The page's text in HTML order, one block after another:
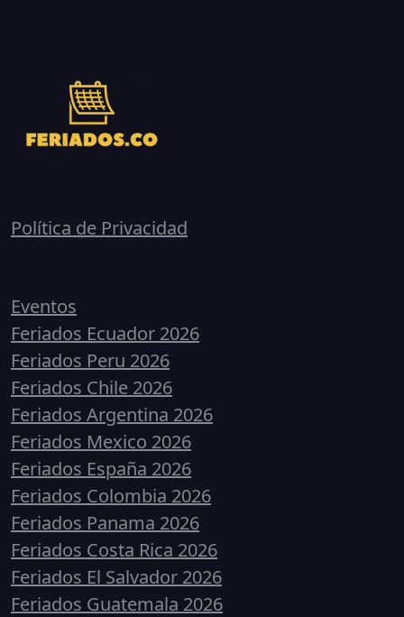
Política de Privacidad
Eventos
Feriados Ecuador 2026
Feriados Peru 2026
Feriados Chile 2026
Feriados Argentina 2026
Feriados Mexico 2026
Feriados España 2026
Feriados Colombia 2026
Feriados Panama 2026
Feriados Costa Rica 2026
Feriados El Salvador 2026
Feriados Guatemala 2026